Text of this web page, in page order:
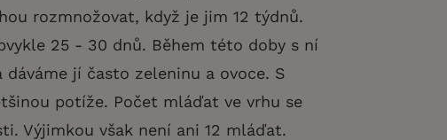
rozmnožovat, když je jim 12 týdnů.
25 - 30 dnů. Během této doby s ní
dáváme jí často zeleninu a ovoce. S
potíže. Počet mláďat ve vrhu se
Výjimkou však není ani 12 mláďat.